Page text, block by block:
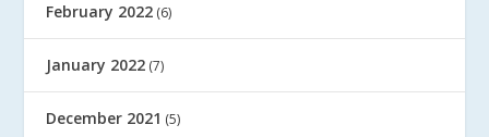
February 2022 (6)
January 2022 (7)
December 2021 (5)